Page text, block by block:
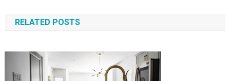
wpisu
RELATED POSTS